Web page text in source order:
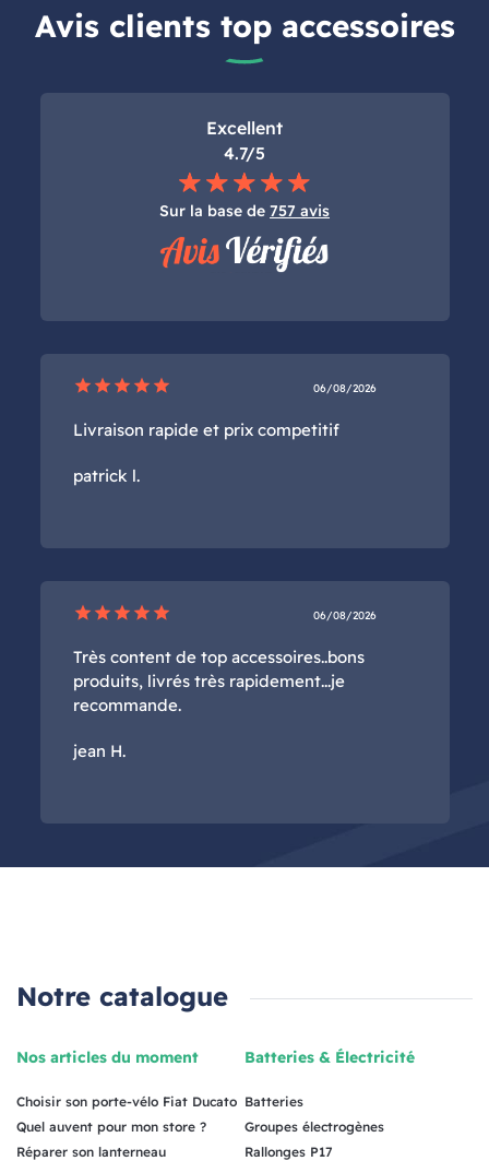
Avis clients top accessoires
Excellent
4.7/5
Sur la base de 757 avis
star star star star star 06/08/2026
Livraison rapide et prix competitif
patrick l.
star star star star star 06/08/2026
Très content de top accessoires..bons
produits, livrés très rapidement...je
recommande.
jean H.
Notre catalogue
Nos articles du moment
Choisir son porte-vélo Fiat Ducato
Quel auvent pour mon store ?
Réparer son lanterneau
Batteries & Électricité
Batteries
Groupes électrogènes
Rallonges P17